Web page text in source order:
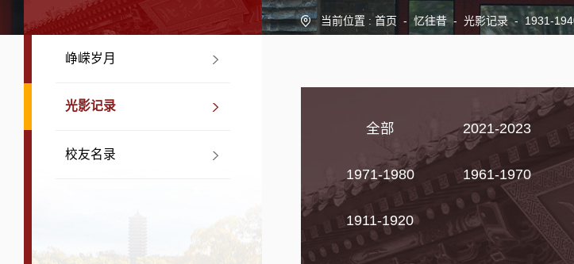
峥嵘岁月
光影记录
校友名录
当前位置 : 首页 - 忆往昔 - 光影记录 - 1931-
全部 2021-2023
1971-1980 1961-1970
1911-1920